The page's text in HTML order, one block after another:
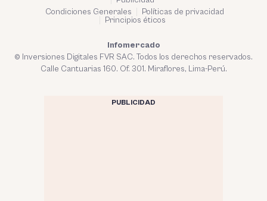
Condiciones Generales
Políticas de privacidad
Principios éticos
Infomercado
© Inversiones Digitales FVR SAC. Todos los derechos reservados.
Calle Cantuarias 160. Of. 301. Miraflores, Lima-Perú.
PUBLICIDAD